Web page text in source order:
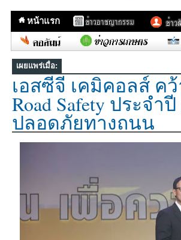
หน้าแรก
เผยแพร่เมื่อ:
เอสซีจี เคมิคอลส์ คว้
Road Safety ประจำ
ปลอดภัยทางถนน